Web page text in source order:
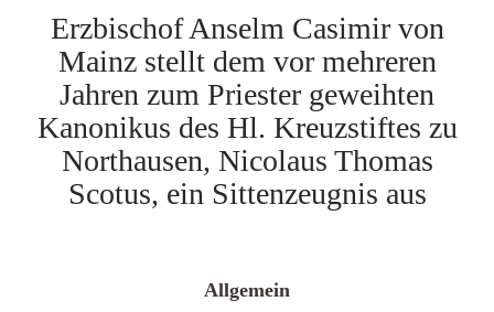
Erzbischof Anselm Casimir von
Mainz stellt dem vor mehreren
Jahren zum Priester geweihten
Kanonikus des Hl. Kreuzstiftes zu
Northausen, Nicolaus Thomas
Scotus, ein Sittenzeugnis aus
Allgemein